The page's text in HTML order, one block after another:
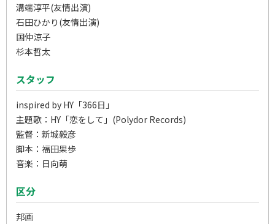
溝端淳平(友情出演)
石田ひかり(友情出演)
国仲涼子
杉本哲太
スタッフ
inspired by HY「366日」
主題歌：HY「恋をして」(Polydor Records)
監督：新城毅彦
脚本：福田果歩
音楽：日向萌
区分
邦画